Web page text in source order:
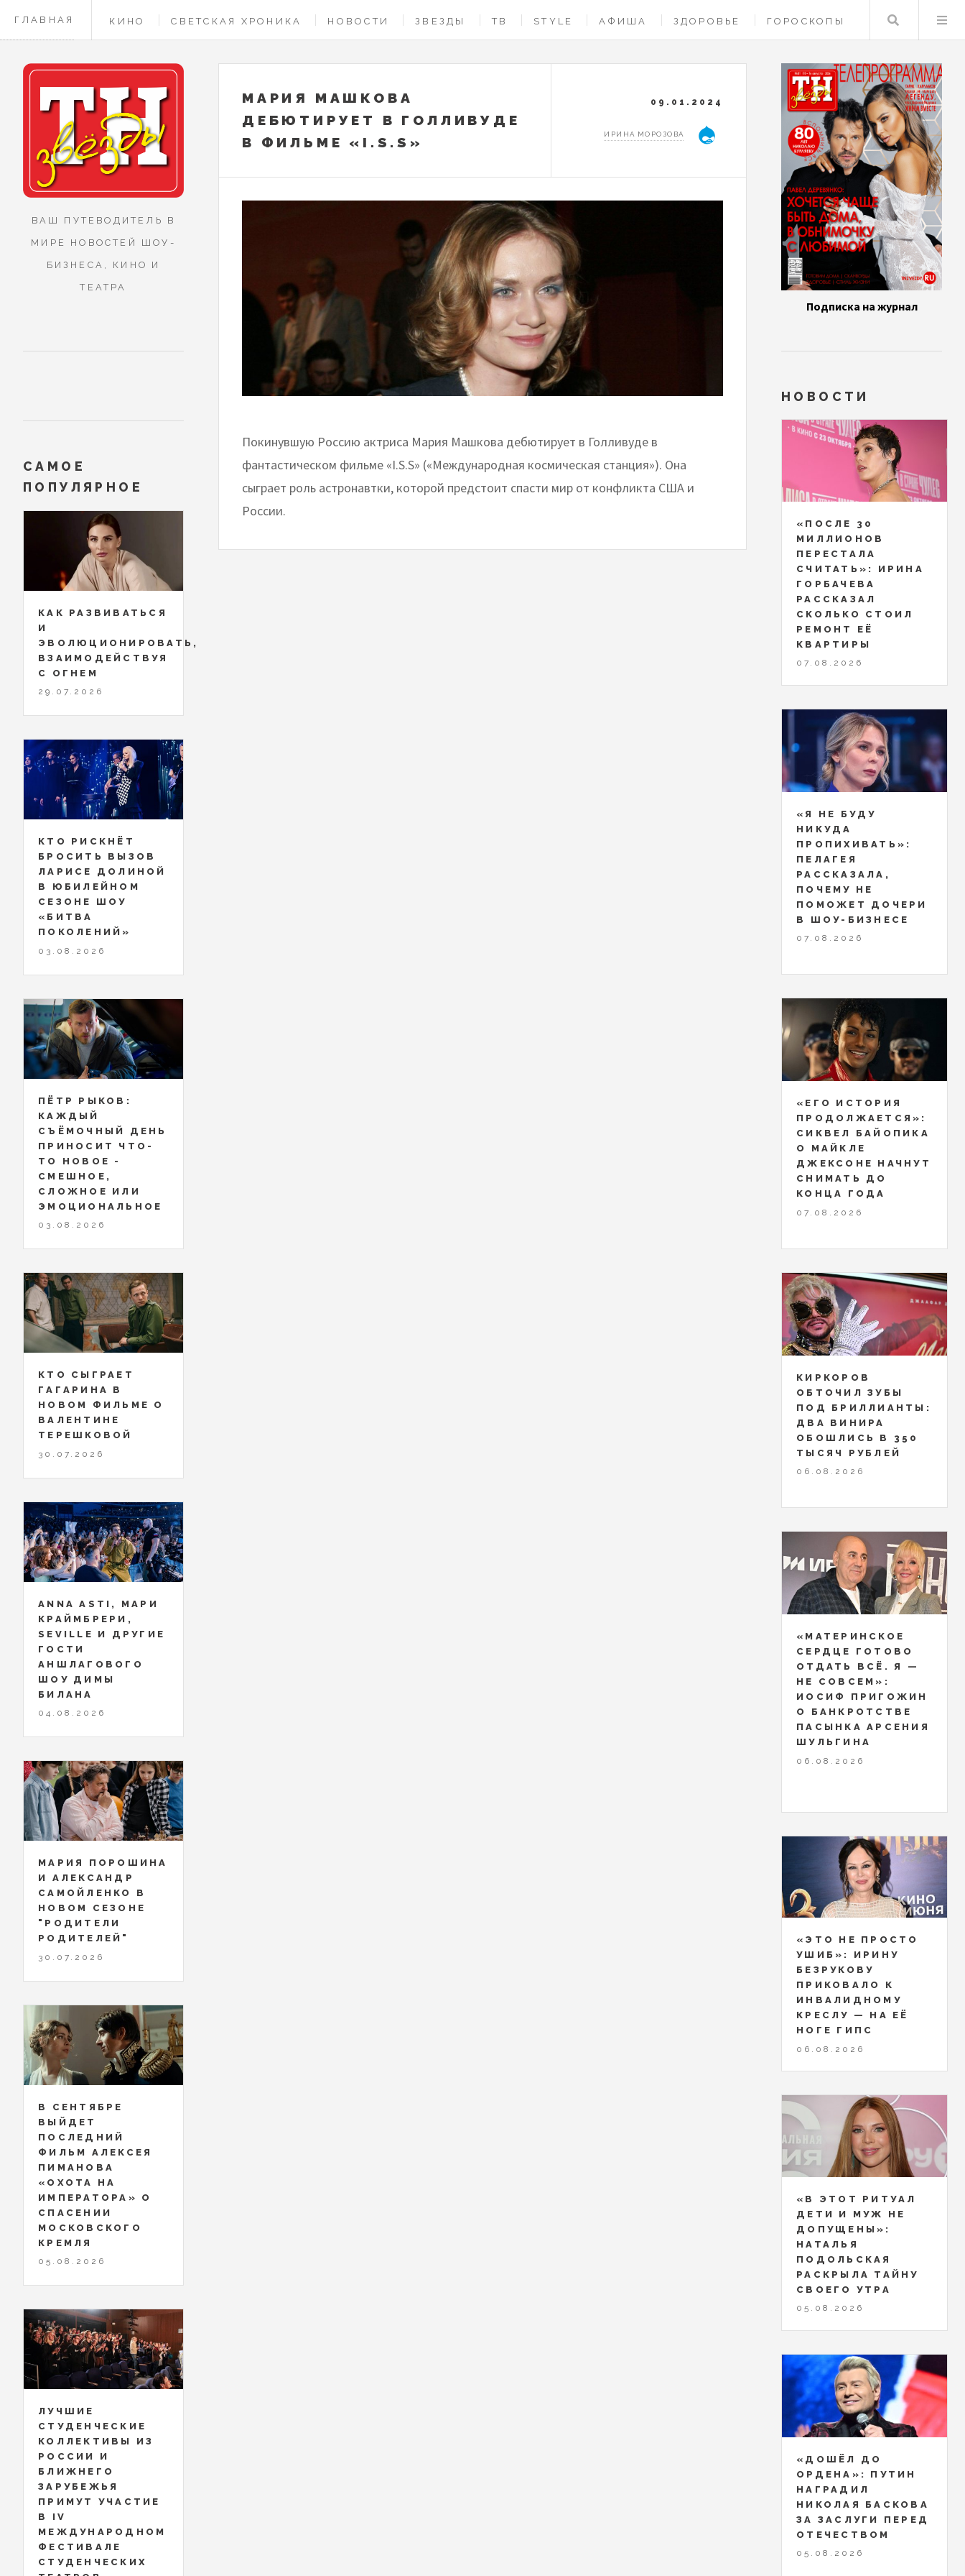
ГЛАВНАЯ КИНО СВЕТСКАЯ ХРОНИКА НОВОСТИ ЗВЕЗДЫ ТВ STYLE АФИША ЗДОРОВЬЕ ГОРОСКОПЫ
КОНТАКТЫ
Поиск
МАРИЯ МАШКОВА
ДЕБЮТИРУЕТ В ГОЛЛИВУДЕ
В ФИЛЬМЕ «I.S.S»
09.01.2024
ИРИНА МОРОЗОВА
Покинувшую Россию актриса Мария Машкова дебютирует в Голливуде в
фантастическом фильме «I.S.S» («Международная космическая станция»). Она
сыграет роль астронавтки, которой предстоит спасти мир от конфликта США и
России.
ВАШ ПУТЕВОДИТЕЛЬ В
МИРЕ НОВОСТЕЙ ШОУ-
БИЗНЕСА, КИНО И
ТЕАТРА
САМОЕ
ПОПУЛЯРНОЕ
КАК РАЗВИВАТЬСЯ
И
ЭВОЛЮЦИОНИРОВАТЬ,
ВЗАИМОДЕЙСТВУЯ
С ОГНЕМ
29.07.2026
КТО РИСКНЁТ
БРОСИТЬ ВЫЗОВ
ЛАРИСЕ ДОЛИНОЙ
В ЮБИЛЕЙНОМ
СЕЗОНЕ ШОУ
«БИТВА
ПОКОЛЕНИЙ»
03.08.2026
ПЁТР РЫКОВ:
КАЖДЫЙ
СЪЁМОЧНЫЙ ДЕНЬ
ПРИНОСИТ ЧТО-
ТО НОВОЕ -
СМЕШНОЕ,
СЛОЖНОЕ ИЛИ
ЭМОЦИОНАЛЬНОЕ
03.08.2026
КТО СЫГРАЕТ
ГАГАРИНА В
НОВОМ ФИЛЬМЕ О
ВАЛЕНТИНЕ
ТЕРЕШКОВОЙ
30.07.2026
ANNA ASTI, МАРИ
КРАЙМБРЕРИ,
SEVILLE И ДРУГИЕ
ГОСТИ
АНШЛАГОВОГО
ШОУ ДИМЫ
БИЛАНА
04.08.2026
МАРИЯ ПОРОШИНА
И АЛЕКСАНДР
САМОЙЛЕНКО В
НОВОМ СЕЗОНЕ
"РОДИТЕЛИ
РОДИТЕЛЕЙ"
30.07.2026
В СЕНТЯБРЕ
ВЫЙДЕТ
ПОСЛЕДНИЙ
ФИЛЬМ АЛЕКСЕЯ
ПИМАНОВА
«ОХОТА НА
ИМПЕРАТОРА» О
СПАСЕНИИ
МОСКОВСКОГО
КРЕМЛЯ
05.08.2026
ЛУЧШИЕ
СТУДЕНЧЕСКИЕ
КОЛЛЕКТИВЫ ИЗ
РОССИИ И
БЛИЖНЕГО
ЗАРУБЕЖЬЯ
ПРИМУТ УЧАСТИЕ
В IV
МЕЖДУНАРОДНОМ
ФЕСТИВАЛЕ
СТУДЕНЧЕСКИХ
Подписка на журнал
НОВОСТИ
«ПОСЛЕ 30
МИЛЛИОНОВ
ПЕРЕСТАЛА
СЧИТАТЬ»: ИРИНА
ГОРБАЧЕВА
РАССКАЗАЛ
СКОЛЬКО СТОИЛ
РЕМОНТ ЕЁ
КВАРТИРЫ
07.08.2026
«Я НЕ БУДУ
НИКУДА
ПРОПИХИВАТЬ»:
ПЕЛАГЕЯ
РАССКАЗАЛА,
ПОЧЕМУ НЕ
ПОМОЖЕТ ДОЧЕРИ
В ШОУ-БИЗНЕСЕ
07.08.2026
«ЕГО ИСТОРИЯ
ПРОДОЛЖАЕТСЯ»:
СИКВЕЛ БАЙОПИКА
О МАЙКЛЕ
ДЖЕКСОНЕ НАЧНУТ
СНИМАТЬ ДО
КОНЦА ГОДА
07.08.2026
КИРКОРОВ
ОБТОЧИЛ ЗУБЫ
ПОД БРИЛЛИАНТЫ:
ДВА ВИНИРА
ОБОШЛИСЬ В 350
ТЫСЯЧ РУБЛЕЙ
06.08.2026
«МАТЕРИНСКОЕ
СЕРДЦЕ ГОТОВО
ОТДАТЬ ВСЁ. Я —
НЕ СОВСЕМ»:
ИОСИФ ПРИГОЖИН
О БАНКРОТСТВЕ
ПАСЫНКА АРСЕНИЯ
ШУЛЬГИНА
06.08.2026
«ЭТО НЕ ПРОСТО
УШИБ»: ИРИНУ
БЕЗРУКОВУ
ПРИКОВАЛО К
ИНВАЛИДНОМУ
КРЕСЛУ — НА ЕЁ
НОГЕ ГИПС
06.08.2026
«В ЭТОТ РИТУАЛ
ДЕТИ И МУЖ НЕ
ДОПУЩЕНЫ»:
НАТАЛЬЯ
ПОДОЛЬСКАЯ
РАСКРЫЛА ТАЙНУ
СВОЕГО УТРА
05.08.2026
«ДОШЁЛ ДО
ОРДЕНА»: ПУТИН
НАГРАДИЛ
НИКОЛАЯ БАСКОВА
ЗА ЗАСЛУГИ ПЕРЕД
ОТЕЧЕСТВОМ
05.08.2026